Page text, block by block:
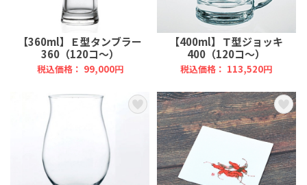
【360ml】Ｅ型タンブラー
360（120コ～）
税込価格： 99,000円
【400ml】Ｔ型ジョッキ
400（120コ～）
税込価格： 113,520円